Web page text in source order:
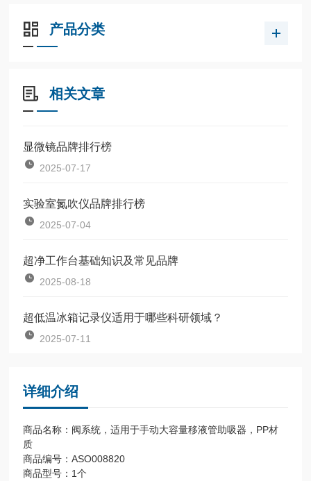
产品分类
相关文章
显微镜品牌排行榜
2025-07-17
实验室氮吹仪品牌排行榜
2025-07-04
超净工作台基础知识及常见品牌
2025-08-18
超低温冰箱记录仪适用于哪些科研领域？
2025-07-11
详细介绍
商品名称：阀系统，适用于手动大容量移液管助吸器，PP材
质
商品编号：ASO008820
商品型号：1个